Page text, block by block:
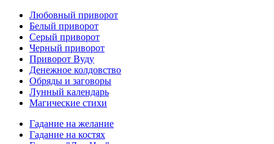
Любовный приворот
Белый приворот
Серый приворот
Черный приворот
Приворот Вуду
Денежное колдовство
Обряды и заговоры
Лунный календарь
Магические стихи
Гадание на желание
Гадание на костях